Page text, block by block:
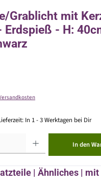
Grablicht mit
Erdspieß - H:
In 1 - 3 Werktagen bei Dir
In den
| Ähnliches |